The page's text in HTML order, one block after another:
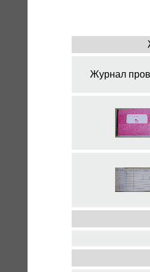
Журнал